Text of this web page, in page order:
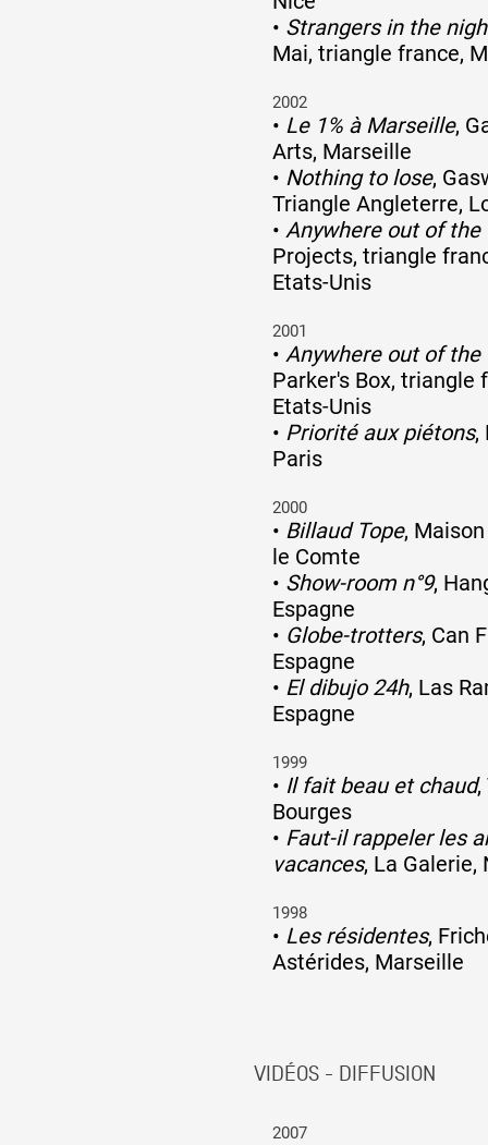
• Strangers in the
Mai, triangle france,
2002
• Le 1% à Marseille,
Arts, Marseille
• Nothing to lose,
Triangle Angleterre,
• Anywhere out of the
Projects, triangle
Etats-Unis
2001
• Anywhere out of the
Parker's Box, triangle
Etats-Unis
• Priorité aux piétons,
Paris
2000
• Billaud Tope,
le Comte
• Show-room n°9,
Espagne
• Globe-trotters, Can
Espagne
• El dibujo 24h, Las
Espagne
1999
• Il fait beau et chaud,
Bourges
• Faut-il rappeler les
vacances, La Galerie,
1998
• Les résidentes,
Astérides, Marseille
VIDÉOS - DIFFUSION
2007